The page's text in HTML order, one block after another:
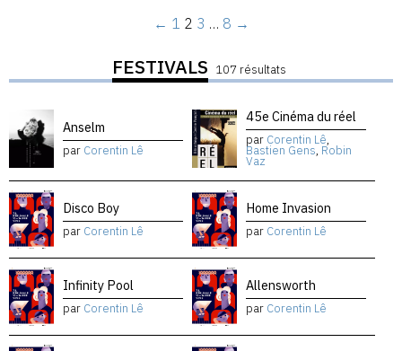
← 1 2 3 … 8 →
FESTIVALS 107 résultats
Anselm
par Corentin Lê
45e Cinéma du réel
par Corentin Lê,
Bastien Gens, Robin
Vaz
Disco Boy
par Corentin Lê
Home Invasion
par Corentin Lê
Infinity Pool
par Corentin Lê
Allensworth
par Corentin Lê